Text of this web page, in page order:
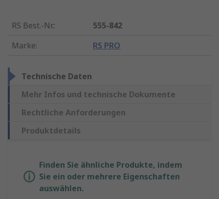
RS Best.-Nr.:
555-842
Marke: RS PRO
Technische Daten
Mehr Infos und technische Dokumente
Rechtliche Anforderungen
Produktdetails
Finden Sie ähnliche Produkte, indem
Sie ein oder mehrere Eigenschaften
auswählen.